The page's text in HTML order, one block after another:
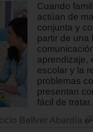
Cuando
actúan de
conjunta y
partir de una
aprendizaje,
escolar y la
problemas
presentan
fácil de tratar.
Bellver Abardía